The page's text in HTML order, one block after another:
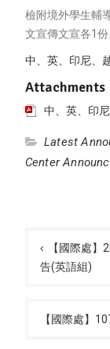
檢附境外學生輔
文宣傳文宣各1份
中、英、印尼、
Attachments
中、英、印
Latest
Center
navigation
【國際處
告(英語組)
【國際處】